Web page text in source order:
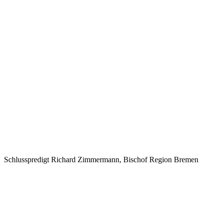
Schlusspredigt Richard Zimmermann, Bischof Region Bremen